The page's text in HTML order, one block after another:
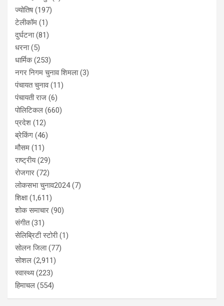
ज्योतिष(197)
टेलीकॉम (1)
दुर्घटना(81)
धरना(5)
धार्मिक(253)
नगर निगम चुनाव शिमला(3)
पंचायत चुनाव(11)
पंचायती राज (6)
पोलिटिकल (660)
प्रदेश (12)
ब्रेकिंग (46)
मौसम (11)
राष्ट्रीय(29)
रोजगार (72)
लोकसभा चुनाव2024(7)
शिक्षा(1,611)
शोक समाचार (90)
संगीत(31)
सेलिब्रिटी स्टोरी(1)
सोलन जिला(77)
सोशल (2,911)
स्वास्थ्य(223)
हिमाचल (554)